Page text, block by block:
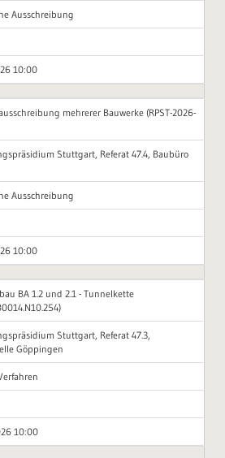
Ausschreibung
10:00
mehrerer Bauwerke (RPST-2026-
Stuttgart, Referat 47.4, Baubüro
Ausschreibung
10:00
BA 1.2 und 2.1 - Tunnelkette
Stuttgart, Referat 47.3,
Göppingen
10:00